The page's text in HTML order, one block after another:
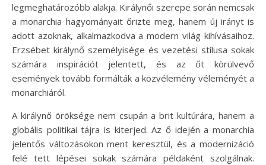
legmeghatározóbb alakja. Királynői szerepe során nemcsak
a monarchia hagyományait őrizte meg, hanem új irányt is
adott azoknak, alkalmazkodva a modern világ kihívásaihoz.
Erzsébet királynő személyisége és vezetési stílusa sokak
számára inspirációt jelentett, és az őt körülvevő
események tovább formálták a közvélemény véleményét a
monarchiáról.
A királynő öröksége nem csupán a brit kultúrára, hanem a
globális politikai tájra is kiterjed. Az ő idején a monarchia
jelentős változásokon ment keresztül, és a modernizáció
felé tett lépései sokak számára példaként szolgálnak.